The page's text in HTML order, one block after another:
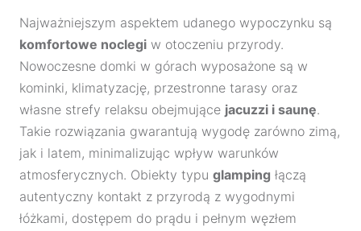
Najważniejszym aspektem udanego wypoczynku są
komfortowe noclegi w otoczeniu przyrody.
Nowoczesne domki w górach wyposażone są w
kominki, klimatyzację, przestronne tarasy oraz
własne strefy relaksu obejmujące jacuzzi i saunę.
Takie rozwiązania gwarantują wygodę zarówno zimą,
jak i latem, minimalizując wpływ warunków
atmosferycznych. Obiekty typu glamping łączą
autentyczny kontakt z przyrodą z wygodnymi
łóżkami, dostępem do prądu i pełnym węzłem